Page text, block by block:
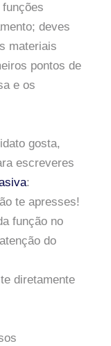
deves
materiais
pontos de
e os
gosta,
escreveres
:
te apresses!
função no
do
diretamente